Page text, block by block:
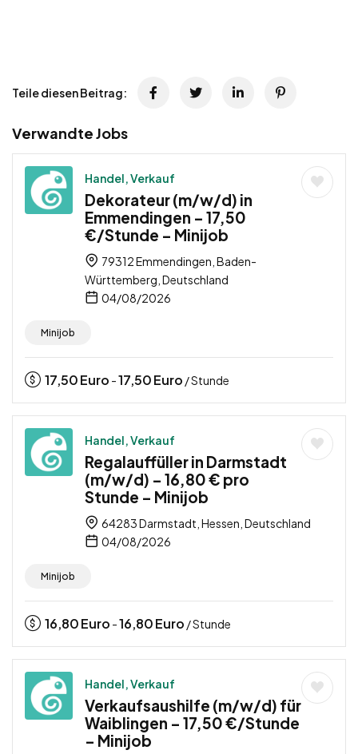
Teile diesen Beitrag:
Verwandte Jobs
Handel, Verkauf
Dekorateur (m/w/d) in
Emmendingen – 17,50
€/Stunde – Minijob
79312 Emmendingen, Baden-
Württemberg, Deutschland
04/08/2026
Minijob
17,50Euro -17,50Euro / Stunde
Handel, Verkauf
Regalauffüller in Darmstadt
(m/w/d) – 16,80 € pro
Stunde – Minijob
64283 Darmstadt, Hessen, Deutschland
04/08/2026
Minijob
16,80Euro -16,80Euro / Stunde
Handel, Verkauf
Verkaufsaushilfe (m/w/d) für
Waiblingen – 17,50 €/Stunde
– Minijob